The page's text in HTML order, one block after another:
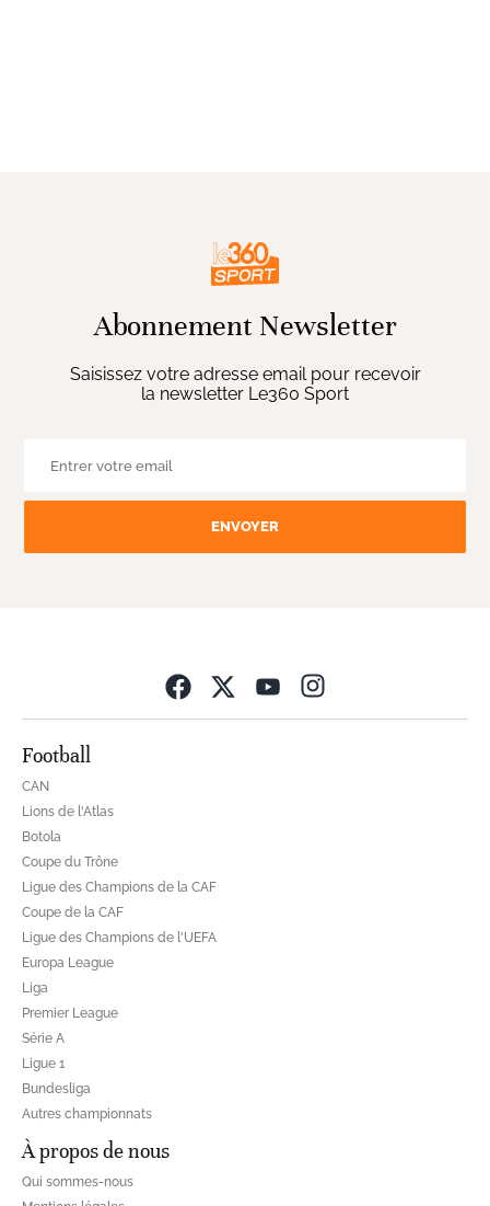
Abonnement Newsletter
Saisissez votre adresse email pour recevoir
la newsletter Le360 Sport
ENVOYER
Football
CAN
Lions de l'Atlas
Botola
Coupe du Trône
Ligue des Champions de la CAF
Coupe de la CAF
Ligue des Champions de l'UEFA
Europa League
Liga
Premier League
Série A
Ligue 1
Bundesliga
Autres championnats
À propos de nous
Qui sommes-nous